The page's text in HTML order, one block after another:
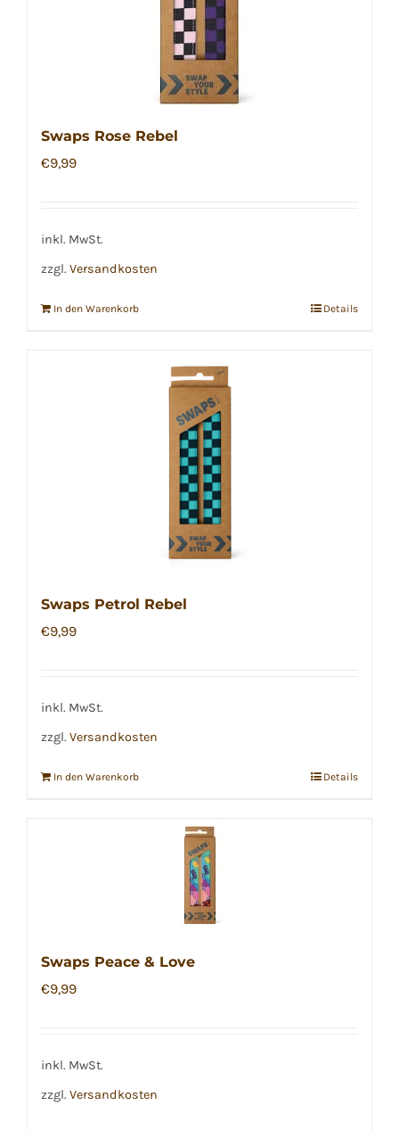
Swaps Rose Rebel
€9,99
inkl. MwSt.
zzgl. Versandkosten
In den Warenkorb Details
Swaps Petrol Rebel
€9,99
inkl. MwSt.
zzgl. Versandkosten
In den Warenkorb Details
Swaps Peace & Love
€9,99
inkl. MwSt.
zzgl. Versandkosten